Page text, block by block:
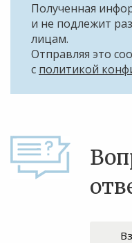
Полученная
и не подлежит
лицам.
Отправляя это
с политикой